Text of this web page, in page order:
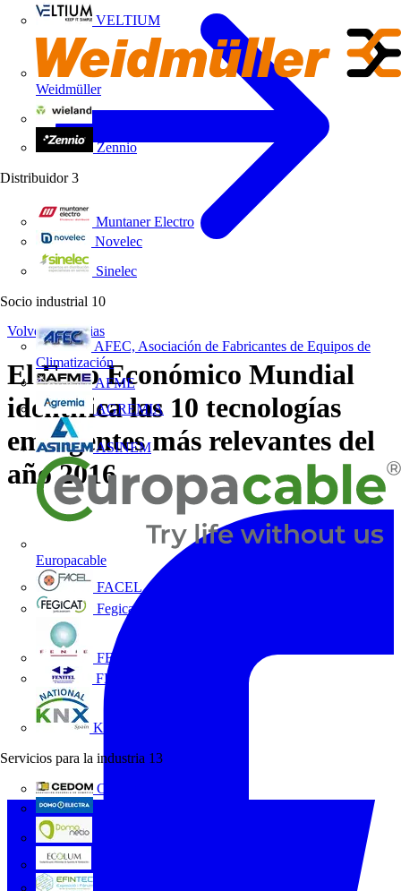
VELTIUM
Weidmüller
Zennio
Distribuidor 3
Muntaner Electro
Novelec
Sinelec
Socio industrial 10
AFEC, Asociación de Fabricantes de Equipos de
Climatización
AFME
AGREMIA
ASINEM
Europacable
FACEL
Fegicat
FENIE
FENITEL
KNX España
Servicios para la industria 13
CEDOM
Volver a Noticias
El Foro Económico Mundial
identifica las 10 tecnologías
emergentes más relevantes del
año 2016